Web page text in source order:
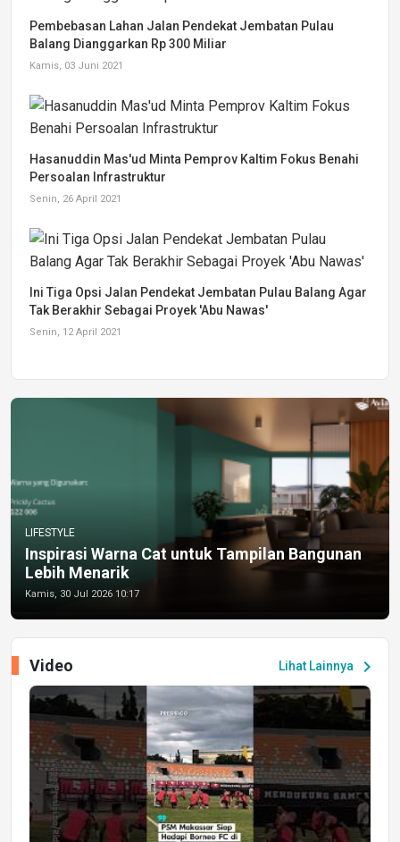
Pembebasan Lahan Jalan Pendekat Jembatan Pulau
Balang Dianggarkan Rp 300 Miliar
Kamis, 03 Juni 2021
Hasanuddin Mas'ud Minta Pemprov Kaltim Fokus Benahi
Persoalan Infrastruktur
Senin, 26 April 2021
Ini Tiga Opsi Jalan Pendekat Jembatan Pulau Balang Agar
Tak Berakhir Sebagai Proyek 'Abu Nawas'
Senin, 12 April 2021
LIFESTYLE
Inspirasi Warna Cat untuk Tampilan Bangunan
Lebih Menarik
Kamis, 30 Jul 2026 10:17
Lihat Lainnya chevron_right
Video